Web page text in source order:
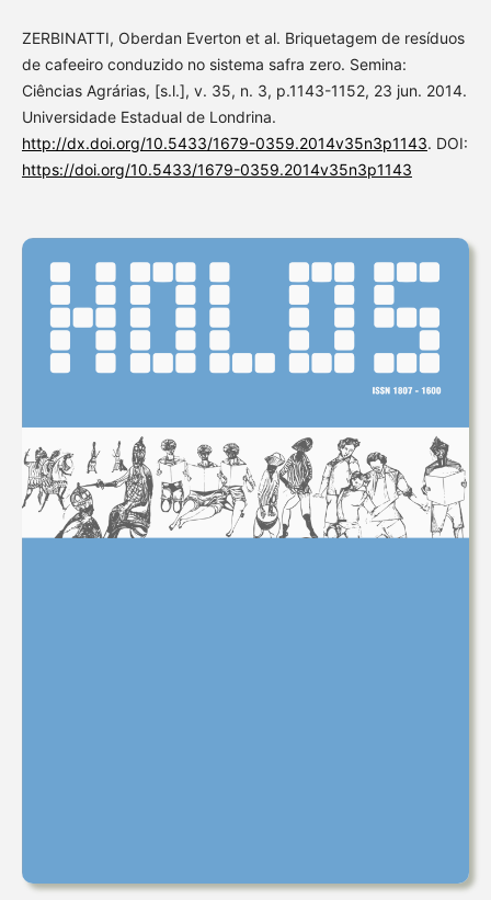
ZERBINATTI, Oberdan Everton et al. Briquetagem de resíduos
de cafeeiro conduzido no sistema safra zero. Semina:
Ciências Agrárias, [s.l.], v. 35, n. 3, p.1143-1152, 23 jun. 2014.
Universidade Estadual de Londrina.
http://dx.doi.org/10.5433/1679-0359.2014v35n3p1143. DOI:
https://doi.org/10.5433/1679-0359.2014v35n3p1143